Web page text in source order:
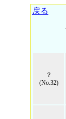
戻る
？
(No.32)